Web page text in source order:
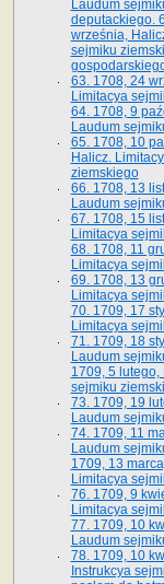
Laudum
deputackiego.
września,
sejmiku
63. 1708, 24
Limitacya
64. 1708, 9
Laudum
65­. 1708, 10
Halicz.
ziemskiego
66. 1708, 13
Laudum
67. 1708, 15
Limitacya
68. 1708, 11
Limitacya
69. 1708, 13
Limitacya
70. 1709, 17
Limitacya
71. 1709, 18
Laudum
1709, 5
sejmiku
73. 1709, 19
Laudum
74. 1709, 11
Laudum
1709, 13
Limitacya
76. 1709, 9
Limitacya
77. 1709, 10
Laudum
78. 1709, 10
Instrukcya